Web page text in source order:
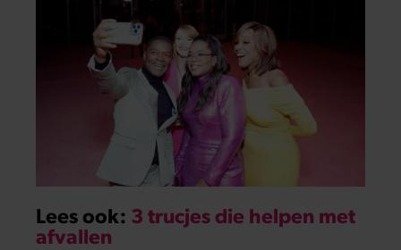
Lees ook: 3 trucjes die helpen met
afvallen